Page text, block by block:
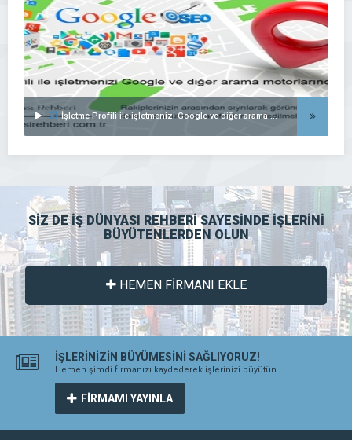
İşletme Profili ile işletmenizi Google ve diğer arama motorlarında listeleyin..
SİZ DE İŞ DÜNYASI REHBERİ SAYESİNDE İŞLERİNİ
BÜYÜTENLERDEN OLUN
HEMEN FİRMANI EKLE
İŞLERİNİZİN BÜYÜMESİNİ SAĞLIYORUZ!
Hemen şimdi firmanızı kaydederek işlerinizi büyütün...
FİRMAMI YAYINLA